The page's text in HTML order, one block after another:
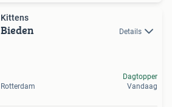
Kittens
Bieden Details
Rotterdam
Dagtopper
Vandaag